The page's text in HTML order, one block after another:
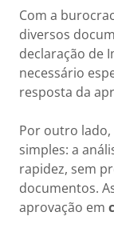
Com a
diversos
declaração de
necessário
resposta da
Por outro lado,
simples: a
rapidez, sem
documentos.
aprovação em